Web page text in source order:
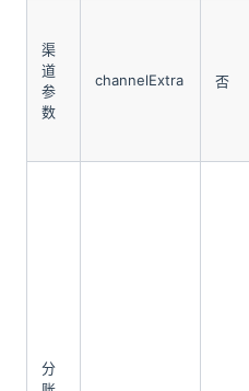
渠
道
参
数
channelExtra 否
分